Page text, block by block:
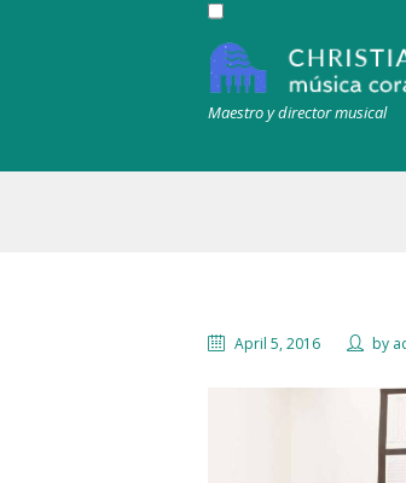
Maestro y director musical
April 5, 2016 by